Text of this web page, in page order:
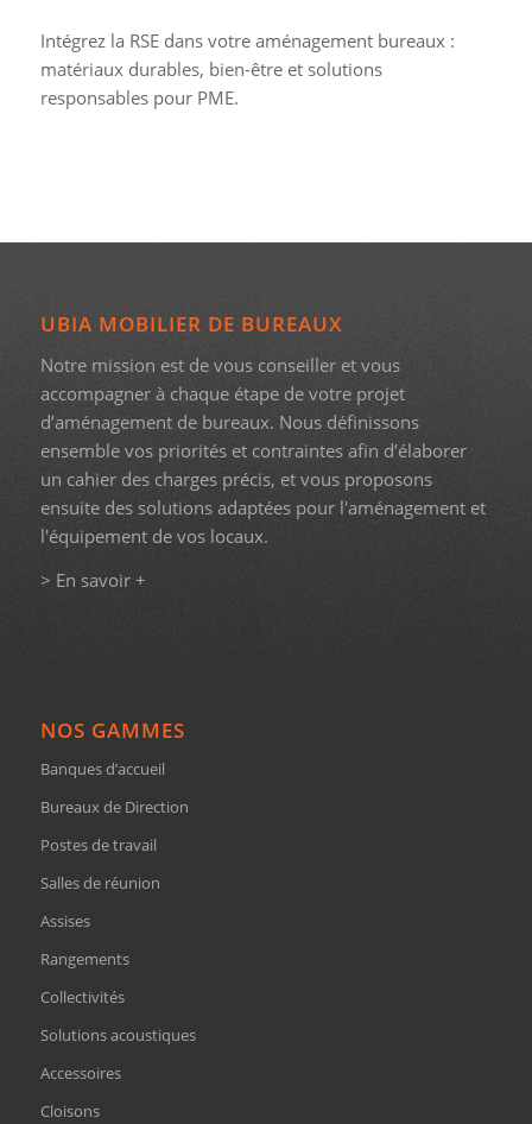
Intégrez la RSE dans votre aménagement bureaux :
matériaux durables, bien-être et solutions
responsables pour PME.
UBIA MOBILIER DE BUREAUX
Notre mission est de vous conseiller et vous
accompagner à chaque étape de votre projet
d’aménagement de bureaux. Nous définissons
ensemble vos priorités et contraintes afin d’élaborer
un cahier des charges précis, et vous proposons
ensuite des solutions adaptées pour l'aménagement et
l'équipement de vos locaux.
> En savoir +
NOS GAMMES
Banques d’accueil
Bureaux de Direction
Postes de travail
Salles de réunion
Assises
Rangements
Collectivités
Solutions acoustiques
Accessoires
Cloisons